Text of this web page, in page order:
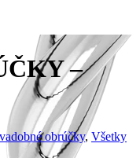
–
obrúčky, Všetky